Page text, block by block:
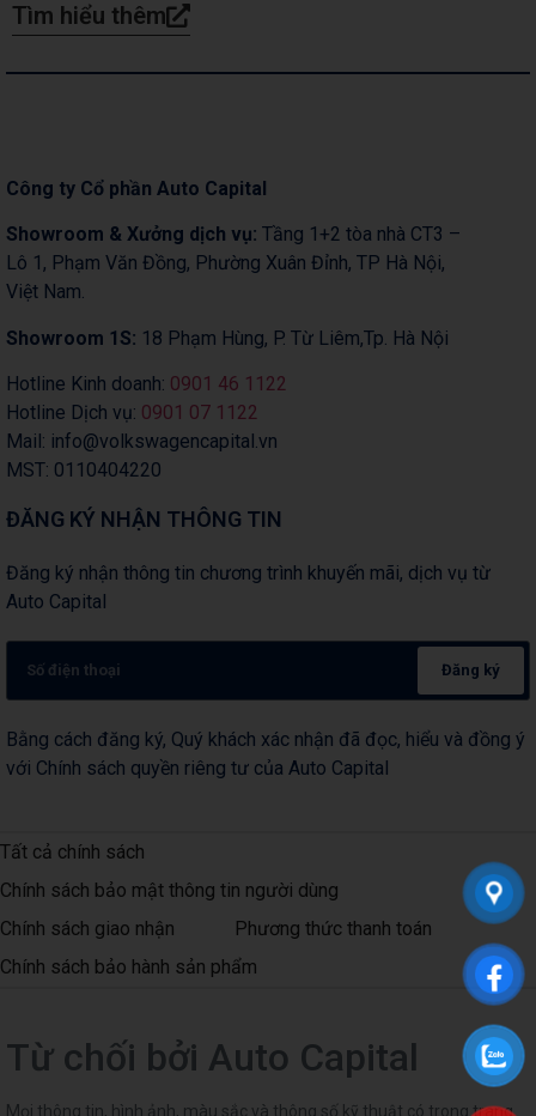
Tìm hiểu thêm
Công ty Cổ phần Auto Capital
Showroom & Xưởng dịch vụ: Tầng 1+2 tòa nhà CT3 –
Lô 1, Phạm Văn Đồng, Phường Xuân Đỉnh, TP Hà Nội,
Việt Nam.
Showroom 1S: 18 Phạm Hùng, P. Từ Liêm,Tp. Hà Nội
Hotline Kinh doanh: 0901 46 1122
Hotline Dịch vụ: 0901 07 1122
Mail: info@volkswagencapital.vn
MST: 0110404220
ĐĂNG KÝ NHẬN THÔNG TIN
Đăng ký nhận thông tin chương trình khuyến mãi, dịch vụ từ
Auto Capital
Đăng ký
Bằng cách đăng ký, Quý khách xác nhận đã đọc, hiểu và đồng ý
với Chính sách quyền riêng tư của Auto Capital
Tất cả chính sách
Chính sách bảo mật thông tin người dùng
Chính sách giao nhận
Phương thức thanh toán
Chính sách bảo hành sản phẩm
Từ chối bởi Auto Capital
Mọi thông tin, hình ảnh, màu sắc và thông số kỹ thuật có trong trang